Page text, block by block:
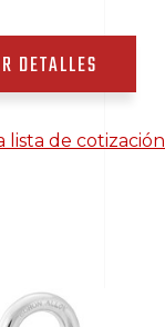
DETALLES
lista de cotización